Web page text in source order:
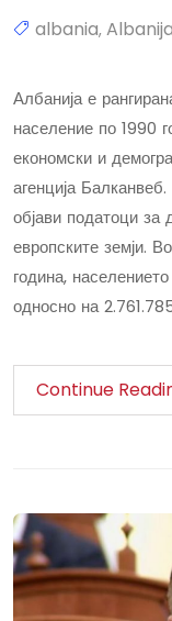
albania, Albanija
Албанија е
население по 1990
економски и
агенција
објави податоци
европските земји.
година,
односно на
Continue